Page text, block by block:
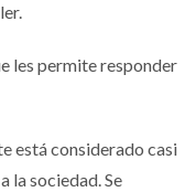
les permite responder
está considerado casi
la sociedad. Se